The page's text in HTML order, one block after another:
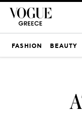
FASHION BEAUTY